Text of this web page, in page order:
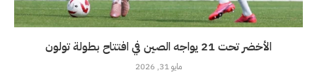
الأخضر تحت 21 يواجه الصين في افتتاح بطولة تولون
مايو 31, 2026